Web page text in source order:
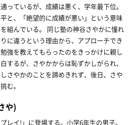
っているが、成績は悪く、学年最下位。
と、「絶望的に成績が悪い」という意味
組んでいる。 同じ塾の神谷さやかに憧れ
に違うという理由から、アプローチでき
強を教えてもらったのをきっかけに親し
するが、さやかからは恥ずかしがられ、
さやかのことを諦めきれず、後日、さや
む。
や)
レイ!」に登場する。小学6年生の男子。